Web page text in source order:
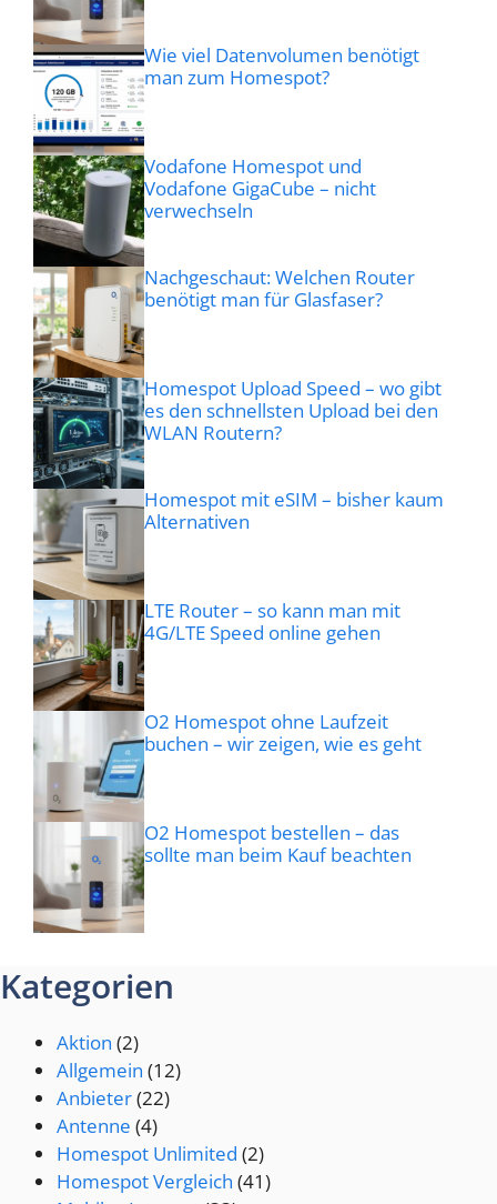
Wie viel Datenvolumen benötigt
man zum Homespot?
Vodafone Homespot und
Vodafone GigaCube – nicht
verwechseln
Nachgeschaut: Welchen Router
benötigt man für Glasfaser?
Homespot Upload Speed – wo gibt
es den schnellsten Upload bei den
WLAN Routern?
Homespot mit eSIM – bisher kaum
Alternativen
LTE Router – so kann man mit
4G/LTE Speed online gehen
O2 Homespot ohne Laufzeit
buchen – wir zeigen, wie es geht
O2 Homespot bestellen – das
sollte man beim Kauf beachten
Kategorien
Aktion (2)
Allgemein (12)
Anbieter(22)
Antenne (4)
Homespot Unlimited (2)
Homespot Vergleich (41)